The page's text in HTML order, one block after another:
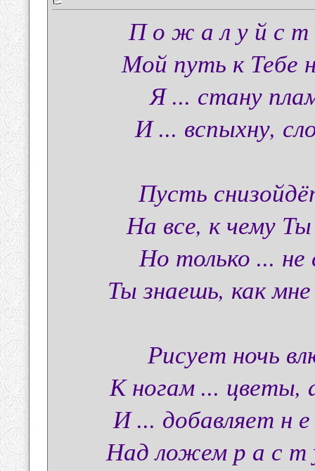
П о ж а л у й с т
Мой путь к Тебе
Я ... стану
И ... вспыхну,
Пусть
На все, к чему
Но только ...
Ты знаешь, как
Рисует ночь
К ногам ... цветы,
И ... добавляет н
Над ложем р а с т